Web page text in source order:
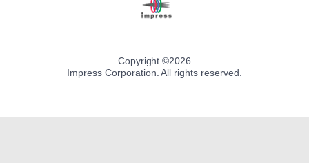
Copyright ©2026
Impress Corporation. All rights reserved.